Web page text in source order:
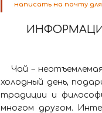
написать на почту
Чай –
холодный день,
традиции и
многом другом.